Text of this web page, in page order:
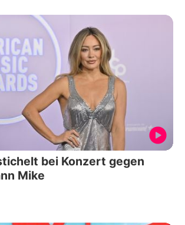
bei Konzert gegen
Mike